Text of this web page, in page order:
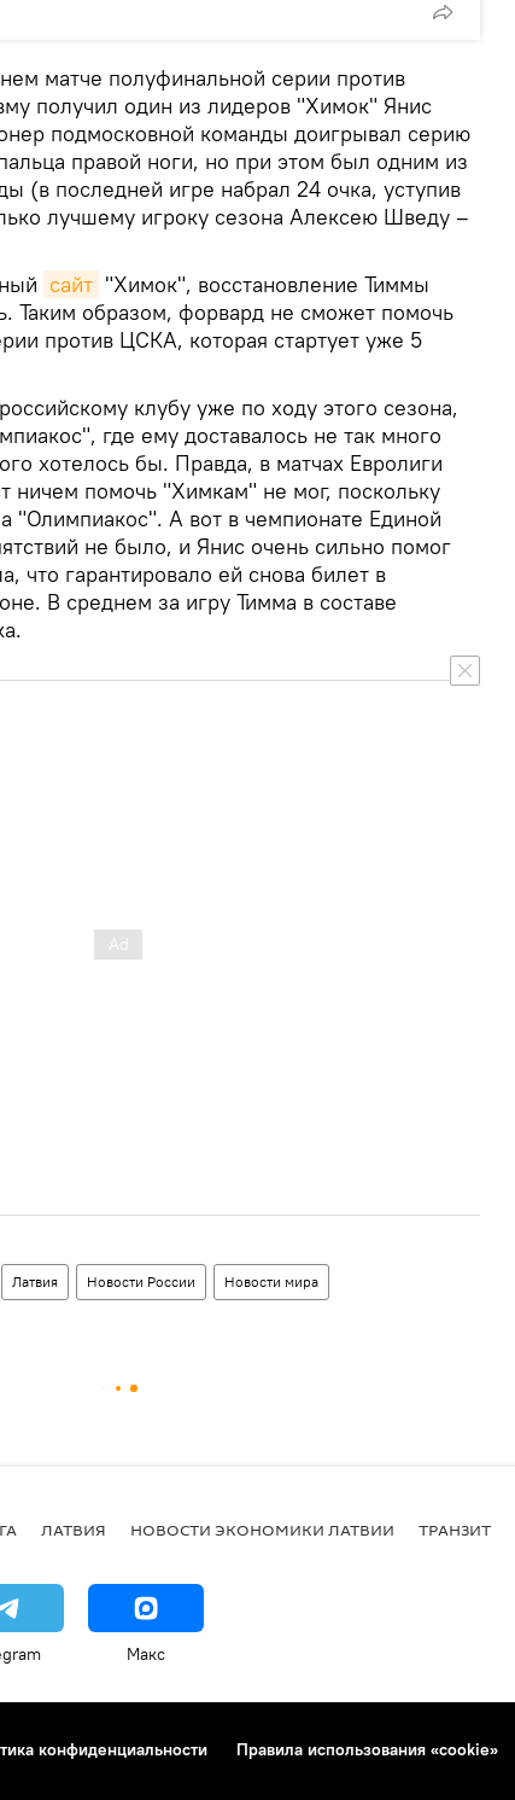
матче полуфинальной серии против
получил один из лидеров "Химок" Янис
подмосковной команды доигрывал серию
правой ноги, но при этом был одним из
(в последней игре набрал 24 очка, уступив
лучшему игроку сезона Алексею Шведу –
сайт "Химок", восстановление Тиммы
Таким образом, форвард не сможет помочь
против ЦСКА, которая стартует уже 5
клубу уже по ходу этого сезона,
где ему доставалось не так много
хотелось бы. Правда, в матчах Евролиги
ничем помочь "Химкам" не мог, поскольку
"Олимпиакос". А вот в чемпионате Единой
не было, и Янис очень сильно помог
что гарантировало ей снова билет в
В среднем за игру Тимма в составе
Латвия Новости России Новости мира
ЛАТВИЯ НОВОСТИ ЭКОНОМИКИ ЛАТВИИ ТРАНЗИТ
Макс
конфиденциальности Правила использования «cookie»